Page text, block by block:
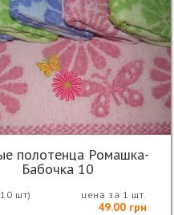
полотенца Ромашка-
Бабочка 10
шт) цена за 1 шт.
49.00 грн